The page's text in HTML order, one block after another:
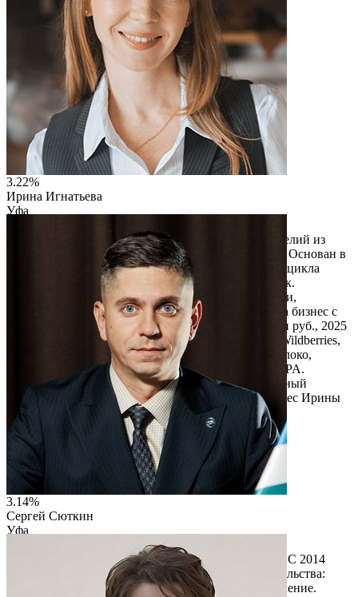
3.22%
Ирина Игнатьева
Уфа
AVIETA HOME — российский производитель изделий из
натурального джута: корзины, органайзеры, декор. Основан в
2021 году в Уфе. За четыре года вырос до полного цикла
производства с цехом 400 м² и командой 16 человек.
Основатель Ирина Игнатьева разработала методики,
запустила онлайн-школу по плетению и выстроила бизнес с
нуля. Выручка: 2023 — 14 млн руб., 2024 — 38 млн руб., 2025
— 59 млн руб., рост x4,2 за два года. Продажи на Wildberries,
Ozon, Яндекс Маркет, Lamoda, L'?toile, Золотое Яблоко,
Lemana Pro. Поставки в глэмпинги, бутик-отели, SPA.
Собственная технология окрашивания джута. Полный
производственный цикл в России. Семейный бизнес Ирины
Игнатьевой и её мужа.
Читать описание
Перейти на сайт
3.14%
Сергей Сюткин
Уфа
РНГС+ — российская инжиниринговая компания. С 2014
года предоставляет услуги сопровождения строительства:
геодезия, строительный контроль, экспертиза, обучение.